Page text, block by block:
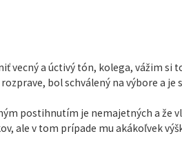
vecný a úctivý tón, kolega, vážim si
bol schválený na výbore a je
postihnutím je nemajetných a že
ale v tom prípade mu akákoľvek